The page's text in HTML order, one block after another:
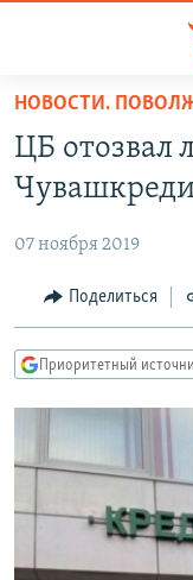
упрощенного
доступа
Вернуться
основному
Вернутся
главной
навигации
Вернутся
поиску
ПОДКАСТЫ
АВТОРСКИЕ
ЦИТАТЫ СВОБОДЫ
МНЕНИЯ
IDEL.РЕАЛИИ
КАВКАЗ.РЕАЛИИ
СЕВЕР.РЕАЛИИ
СИБИРЬ.РЕАЛИИ
РАСПИСАНИЕ
НОВОСТИ.
ЦБ отозвал
07 ноября 2019
Поделиться
Приоритетный